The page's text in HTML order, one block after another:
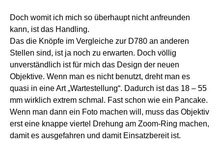
Doch womit ich mich so überhaupt nicht anfreunden
kann, ist das Handling.
Das die Knöpfe im Vergleiche zur D780 an anderen
Stellen sind, ist ja noch zu erwarten. Doch völlig
unverständlich ist für mich das Design der neuen
Objektive. Wenn man es nicht benutzt, dreht man es
quasi in eine Art „Wartestellung“. Dadurch ist das 18 – 55
mm wirklich extrem schmal. Fast schon wie ein Pancake.
Wenn man dann ein Foto machen will, muss das Objektiv
erst eine knappe viertel Drehung am Zoom-Ring machen,
damit es ausgefahren und damit Einsatzbereit ist.